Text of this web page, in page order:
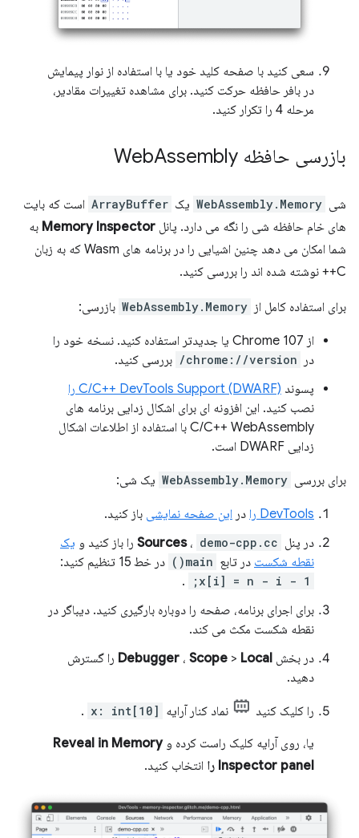
سعی کنید با صفحه کلید خود یا با استفاده از نوار پیمایش
در بافر حافظه حرکت کنید. برای مشاهده تغییرات مقادیر،
مرحله 4 را تکرار کنید.
بازرسی حافظه Web Assembly
شی WebAssembly.Memory یک ArrayBuffer است که بایت
های خام حافظه شی را نگه می دارد. پانل Memory Inspector به
شما امکان می دهد چنین اشیایی را در برنامه های Wasm که به زبان
C++ نوشته شده اند را بررسی کنید.
برای استفاده کامل از WebAssembly.Memory بازرسی:
از Chrome 107 یا جدیدتر استفاده کنید. نسخه خود را
در
chrome://version/
بررسی کنید.
پسوند C/C++ DevTools Support (DWARF) را
نصب کنید. این افزونه ای برای اشکال زدایی برنامه های
C/C++ WebAssembly با استفاده از اطلاعات اشکال
زدایی DWARF است.
برای بررسی WebAssembly.Memory یک شی:
DevTools را در این صفحه نمایشی باز کنید.
در پنل
Sources، demo-cpp.cc را باز کنید و یک
نقطه شکست در تابع main() در خط 15 تنظیم کنید:
x[i] = n - i - 1;
.
برای اجرای برنامه، صفحه را دوباره بارگیری کنید. دیباگر در
نقطه شکست مکث می کند.
در بخش
Debugger ، Scope > Local
را گسترش
دهید.
را کلیک کنید نماد کنار آرایه x: int[10]
.
یا، روی آرایه کلیک راست کرده وReveal in Memory
Inspector panel را
انتخاب کنید.